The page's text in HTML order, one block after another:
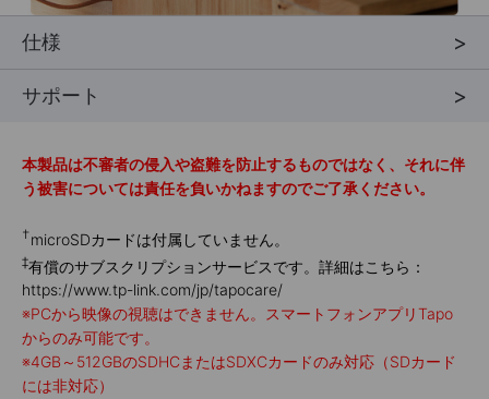
仕様
サポート
本製品は不審者の侵入や盗難を防止するものではなく、それに伴
う被害については責任を負いかねますのでご了承ください。
†microSDカードは付属していません。
‡有償のサブスクリプションサービスです。詳細はこちら：
https://www.tp-link.com/jp/tapocare/
※PCから映像の視聴はできません。スマートフォンアプリTapo
からのみ可能です。
※4GB～512GBのSDHCまたはSDXCカードのみ対応（SDカード
には非対応）